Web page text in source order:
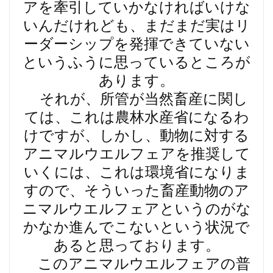
アを牽引していかなければいけな
いんだけれども、まだまだ実はリ
ーダーシップを発揮できていない
というふうに思っているところが
あります。
それが、所管が当然畜産に関し
ては、これは農林水産省になるわ
けですが、しかし、動物に対する
アニマルウエルフェアを推奨して
いくには、これは環境省になりま
すので、そういった畜産動物のア
ニマルウエルフェアというのがな
かなか進んでこないという状況で
あると思っております。
このアニマルウエルフェアの普